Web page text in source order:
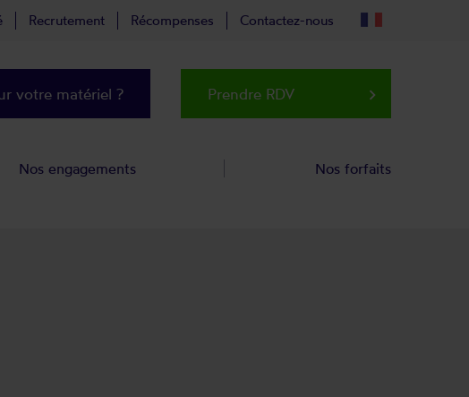
Recrutement Récompenses Contactez-nous
votre matériel ? Prendre RDV keyboard_arrow_right
Nos engagements Nos forfaits